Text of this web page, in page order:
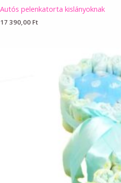
Autós pelenkatorta kislányoknak
17 390,00 Ft